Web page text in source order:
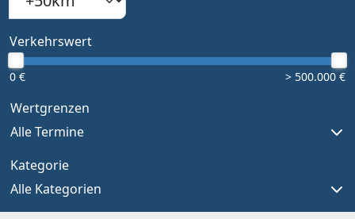
Verkehrswert
0 € > 500.000 €
Wertgrenzen
Alle Termine
Kategorie
Alle Kategorien